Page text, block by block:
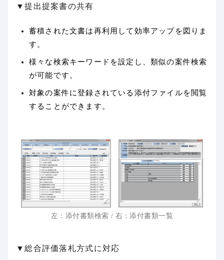
▼提出提案書の共有
蓄積された文書は再利用して効率アップを図りま
す。
様々な検索キーワードを設定し、類似の案件検索
が可能です。
対象の案件に登録されている添付ファイルを閲覧
することができます。
左：添付書類検索 / 右：添付書類一覧
▼総合評価落札方式に対応